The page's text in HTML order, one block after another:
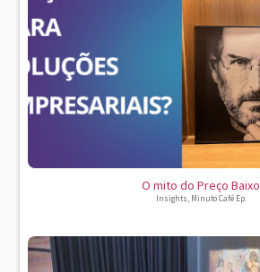
O mito do Preço Baixo
Insights, Minuto Café Ep.